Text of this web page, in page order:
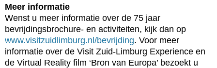
Meer informatie
Wenst u meer informatie over de 75 jaar
bevrijdingsbrochure- en activiteiten, kijk dan op
www.visitzuidlimburg.nl/bevrijding. Voor meer
informatie over de Visit Zuid-Limburg Experience en
de Virtual Reality film ‘Bron van Europa’ bezoekt u